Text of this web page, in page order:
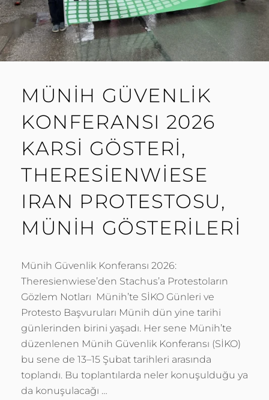
MÜNIH GÜVENLIK
KONFERANSI 2026
KARSI GÖSTERI,
THERESIENWIESE
IRAN PROTESTOSU,
MÜNIH GÖSTERILERI
Münih Güvenlik Konferansı 2026:
Theresienwiese’den Stachus’a Protestoların
Gözlem Notları Münih’te SİKO Günleri ve
Protesto Başvuruları Münih dün yine tarihi
günlerinden birini yaşadı. Her sene Münih’te
düzenlenen Münih Güvenlik Konferansı (SİKO)
bu sene de 13–15 Şubat tarihleri arasında
toplandı. Bu toplantılarda neler konuşulduğu ya
da konuşulacağı …